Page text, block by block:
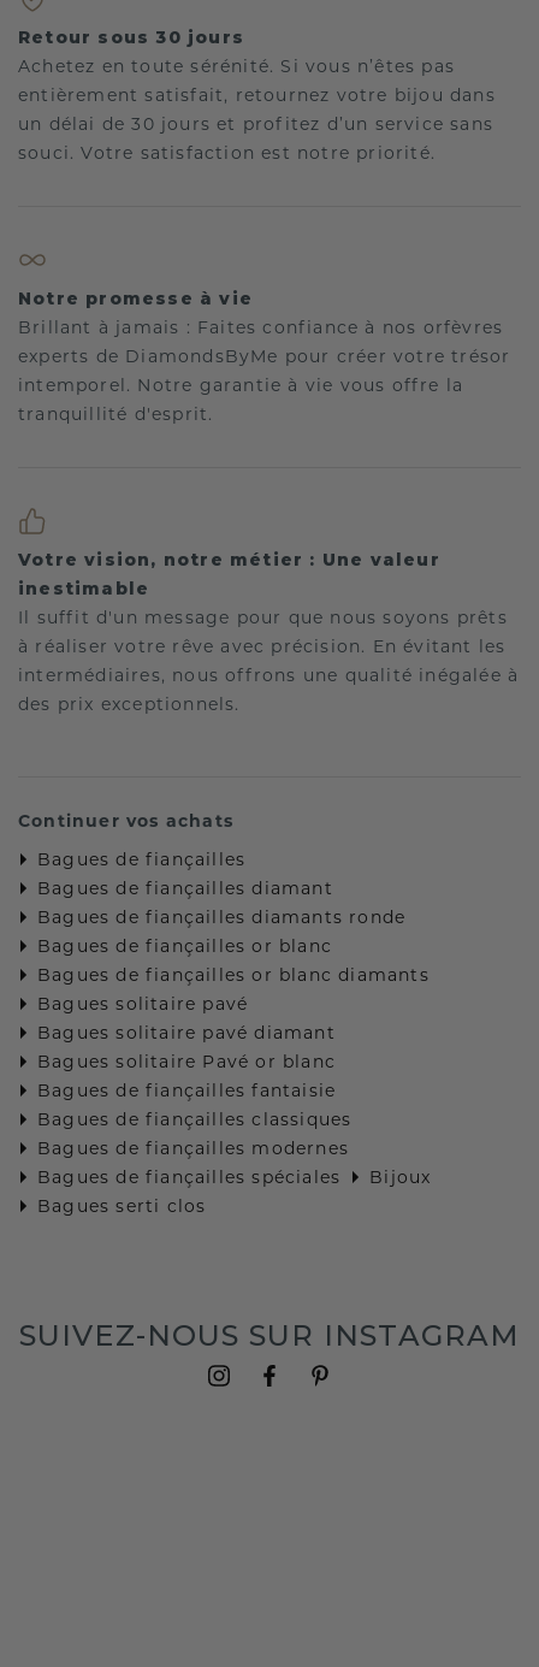
Retour sous 30 jours
Achetez en toute sérénité. Si vous n’êtes pas
entièrement satisfait, retournez votre bijou dans
un délai de 30 jours et profitez d’un service sans
souci. Votre satisfaction est notre priorité.
Notre promesse à vie
Brillant à jamais : Faites confiance à nos orfèvres
experts de DiamondsByMe pour créer votre trésor
intemporel. Notre garantie à vie vous offre la
tranquillité d'esprit.
Votre vision, notre métier : Une valeur
inestimable
Il suffit d'un message pour que nous soyons prêts
à réaliser votre rêve avec précision. En évitant les
intermédiaires, nous offrons une qualité inégalée à
des prix exceptionnels.
Continuer vos achats
Bagues de fiançailles
Bagues de fiançailles diamant
Bagues de fiançailles diamants ronde
Bagues de fiançailles or blanc
Bagues de fiançailles or blanc diamants
Bagues solitaire pavé
Bagues solitaire pavé diamant
Bagues solitaire Pavé or blanc
Bagues de fiançailles fantaisie
Bagues de fiançailles classiques
Bagues de fiançailles modernes
Bagues de fiançailles spéciales
Bijoux
Bagues serti clos
SUIVEZ-NOUS SUR INSTAGRAM